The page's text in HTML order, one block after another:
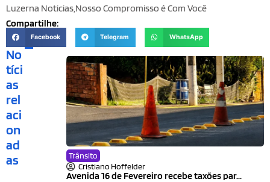
Luzerna Noticias,Nosso Compromisso é Com Você
Compartilhe:
Facebook Telegram WhatsApp
No
tíci
as
rel
aci
on
ad
as
Trânsito
Cristiano Hoffelder
Avenida 16 de Fevereiro recebe taxões par...